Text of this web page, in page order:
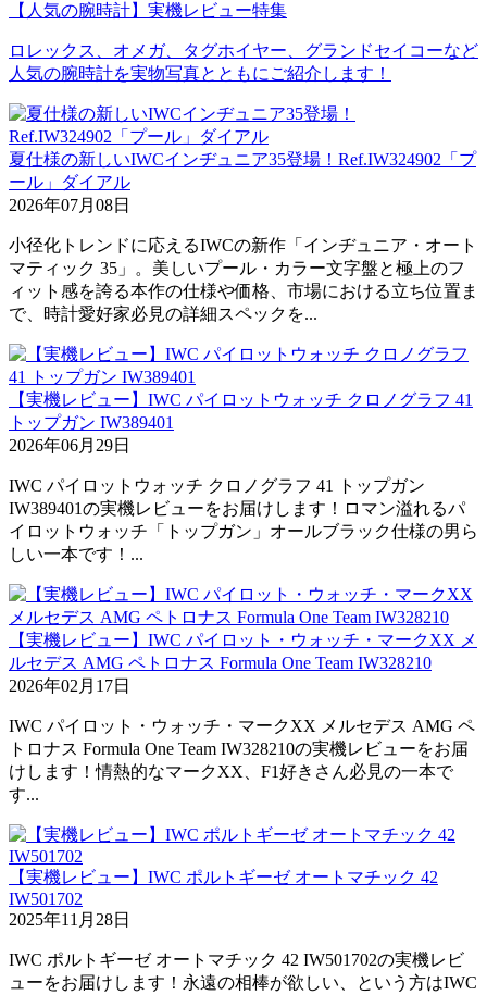
【人気の腕時計】実機レビュー特集
ロレックス、オメガ、タグホイヤー、グランドセイコーなど
人気の腕時計を実物写真とともにご紹介します！
夏仕様の新しいIWCインヂュニア35登場！Ref.IW324902「プ
ール」ダイアル
2026年07月08日
小径化トレンドに応えるIWCの新作「インヂュニア・オート
マティック 35」。美しいプール・カラー文字盤と極上のフ
ィット感を誇る本作の仕様や価格、市場における立ち位置ま
で、時計愛好家必見の詳細スペックを...
【実機レビュー】IWC パイロットウォッチ クロノグラフ 41
トップガン IW389401
2026年06月29日
IWC パイロットウォッチ クロノグラフ 41 トップガン
IW389401の実機レビューをお届けします！ロマン溢れるパ
イロットウォッチ「トップガン」オールブラック仕様の男ら
しい一本です！...
【実機レビュー】IWC パイロット・ウォッチ・マークXX メ
ルセデス AMG ペトロナス Formula One Team IW328210
2026年02月17日
IWC パイロット・ウォッチ・マークXX メルセデス AMG ペ
トロナス Formula One Team IW328210の実機レビューをお届
けします！情熱的なマークXX、F1好きさん必見の一本で
す...
【実機レビュー】IWC ポルトギーゼ オートマチック 42
IW501702
2025年11月28日
IWC ポルトギーゼ オートマチック 42 IW501702の実機レビ
ューをお届けします！永遠の相棒が欲しい、という方はIWC